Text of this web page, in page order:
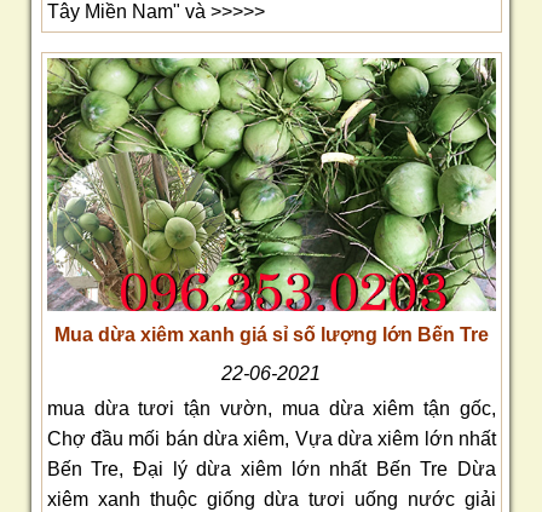
Tây Miền Nam" và >>>>>
Mua dừa xiêm xanh giá sỉ số lượng lớn Bến Tre
22-06-2021
mua dừa tươi tận vườn, mua dừa xiêm tận gốc,
Chợ đầu mối bán dừa xiêm, Vựa dừa xiêm lớn nhất
Bến Tre, Đại lý dừa xiêm lớn nhất Bến Tre Dừa
xiêm xanh thuộc giống dừa tươi uống nước giải